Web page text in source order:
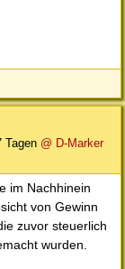
Tagen @ D-Marker
im Nachhinein
von Gewinn
zuvor steuerlich
wurden.